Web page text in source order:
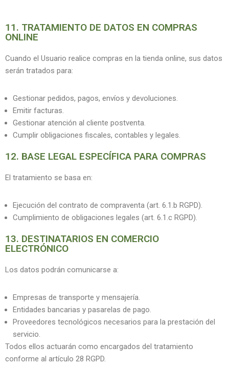
11. TRATAMIENTO DE DATOS EN COMPRAS
ONLINE
Cuando el Usuario realice compras en la tienda online, sus datos
serán tratados para:
Gestionar pedidos, pagos, envíos y devoluciones.
Emitir facturas.
Gestionar atención al cliente postventa.
Cumplir obligaciones fiscales, contables y legales.
12. BASE LEGAL ESPECÍFICA PARA COMPRAS
El tratamiento se basa en:
Ejecución del contrato de compraventa (art. 6.1.b RGPD).
Cumplimiento de obligaciones legales (art. 6.1.c RGPD).
13. DESTINATARIOS EN COMERCIO
ELECTRÓNICO
Los datos podrán comunicarse a:
Empresas de transporte y mensajería.
Entidades bancarias y pasarelas de pago.
Proveedores tecnológicos necesarios para la prestación del
servicio.
Todos ellos actuarán como encargados del tratamiento
conforme al artículo 28 RGPD.